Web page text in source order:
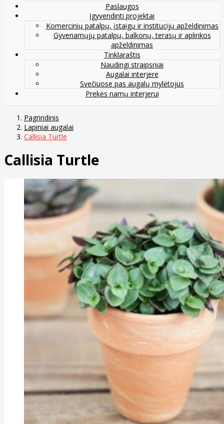
Paslaugos
Įgyvendinti projektai
Komercinių patalpų, įstaigų ir institucijų apželdinimas
Gyvenamųjų patalpų, balkonų, terasų ir aplinkos
apželdinimas
Tinklaraštis
Naudingi straipsniai
Augalai interjere
Svečiuose pas augalų mylėtojus
Prekės namų interjerui
Pagrindinis
Lapiniai augalai
Callisia Turtle
Callisia Turtle